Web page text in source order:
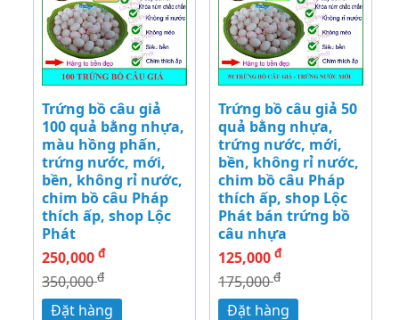
Trứng bồ câu giả
100 quả bằng nhựa,
màu hồng phấn,
trứng nước, mới,
bền, không rỉ nước,
chim bồ câu Pháp
thích ấp, shop Lộc
Phát
250,000 đ
350,000đ
Đặt hàng
Trứng bồ câu giả 50
quả bằng nhựa,
trứng nước, mới,
bền, không rỉ nước,
chim bồ câu Pháp
thích ấp, shop Lộc
Phát bán trứng bồ
câu nhựa
125,000 đ
175,000đ
Đặt hàng